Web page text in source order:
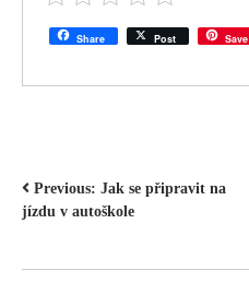
Share Post Save
NAVIGACE
PRO
Previous: Jak se připravit na
jízdu v autoškole